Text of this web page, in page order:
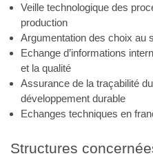
Veille technologique des
production
Argumentation des choix au
Echange d’informations
et la qualité
Assurance de la traçabilité
développement durable
Echanges techniques en
Structures